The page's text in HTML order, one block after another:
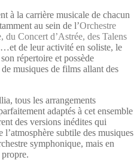
à la carrière musicale de chacun
au sein de l’Orchestre
Concert d’Astrée, des Talens
…et de leur activité en soliste, le
répertoire et possède
musiques de films allant des
tous les arrangements
adaptés à cet ensemble
des versions inédites qui
l’atmosphère subtile des musiques
symphonique, mais en